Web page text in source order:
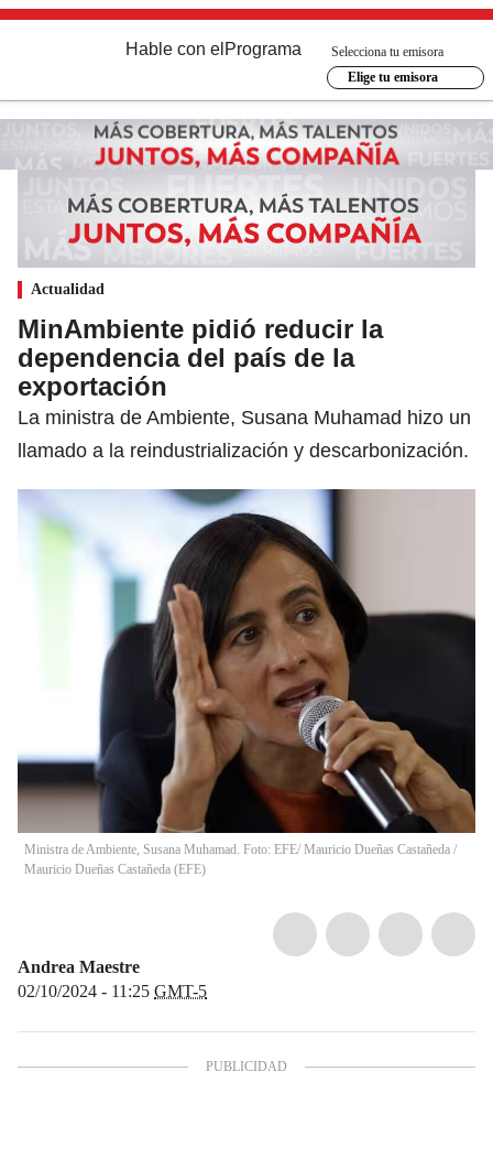
Hable con el Programa
Selecciona tu emisora
Elige tu emisora
Actualidad
MinAmbiente pidió reducir la
dependencia del país de la
exportación
La ministra de Ambiente, Susana Muhamad hizo un
llamado a la reindustrialización y descarbonización.
Ministra de Ambiente, Susana Muhamad. Foto: EFE/ Mauricio Dueñas Castañeda /
Mauricio Dueñas Castañeda (EFE)
Andrea Maestre
02/10/2024 - 11:25 GMT-5